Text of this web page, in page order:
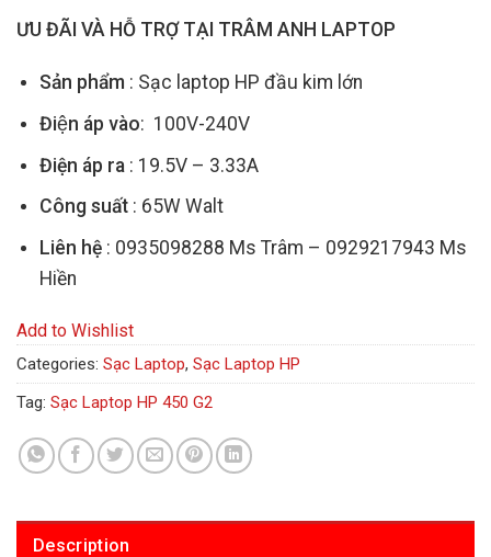
based on
customer
ƯU ĐÃI VÀ HỖ TRỢ TẠI TRÂM ANH LAPTOP
Sản phẩm : Sạc laptop HP đầu kim lớn
Điện áp vào: 100V-240V
Điện áp ra: 19.5V – 3.33A
Công suất: 65W Walt
Liên hệ: 0935098288 Ms Trâm – 0929217943 Ms
Hiền
Add to Wishlist
Categories: Sạc Laptop, Sạc Laptop HP
Tag: Sạc Laptop HP 450 G2
Description